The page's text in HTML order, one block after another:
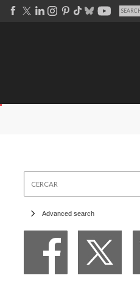
Advanced search